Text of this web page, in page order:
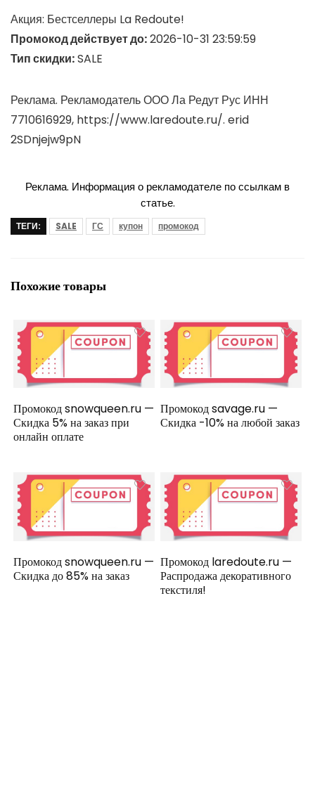
Акция: Бестселлеры La Redoute!
Промокод действует до:2026-10-31 23:59:59
Тип скидки:SALE
Реклама. Рекламодатель ООО Ла Редут Рус ИНН
7710616929, https://www.laredoute.ru/. erid
2SDnjejw9pN
Реклама. Информация о рекламодателе по ссылкам в
статье.
ТЕГИ: SALE ГС купон промокод
Похожие товары
Промокод snowqueen.ru —
Скидка 5% на заказ при
онлайн оплате
Промокод savage.ru —
Скидка -10% на любой заказ
Промокод snowqueen.ru —
Скидка до 85% на заказ
Промокод laredoute.ru —
Распродажа декоративного
текстиля!